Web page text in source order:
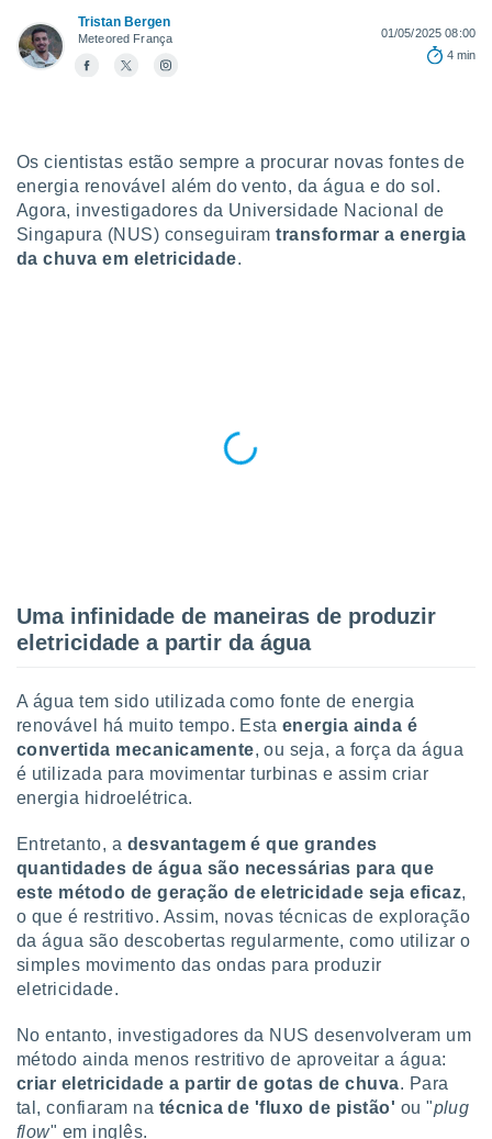
lhe
e
com
Pode
a
a
site
caso,
de que
não
o
ou
Pode
de
ao
Tristan Bergen
Meteored França
01/05/2025 08:00
4 min
Os cientistas estão sempre a procurar novas fontes de
energia renovável além do vento, da água e do sol.
Agora, investigadores da Universidade Nacional de
Singapura (NUS) conseguiramtransformar a energia
da chuva em eletricidade.
Uma infinidade de maneiras de produzir
eletricidade a partir da água
A água tem sido utilizada como fonte de energia
renovável há muito tempo. Esta energia ainda é
convertida mecanicamente, ou seja, a força da água
é utilizada para movimentar turbinas e assim criar
energia hidroelétrica.
Entretanto, a desvantagem é que grandes
quantidades de água são necessárias para que
este método de geração de eletricidade seja eficaz,
o que é restritivo. Assim, novas técnicas de exploração
da água são descobertas regularmente, como utilizar o
simples movimento das ondas para produzir
eletricidade.
No entanto, investigadores da NUS desenvolveram um
método ainda menos restritivo de aproveitar a água:
criar eletricidade a partir de gotas de chuva. Para
tal, confiaram na técnica de 'fluxo de pistão' ou "plug
flow" em inglês.